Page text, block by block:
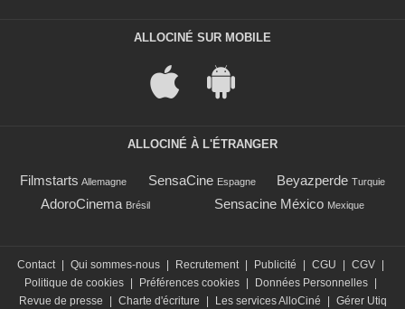
ALLOCINÉ SUR MOBILE
ALLOCINÉ À L'ÉTRANGER
Filmstarts Allemagne SensaCine Espagne Beyazperde Turquie
AdoroCinema Brésil Sensacine México Mexique
Contact | Qui sommes-nous | Recrutement | Publicité | CGU | CGV |
Politique de cookies | Préférences cookies | Données Personnelles |
Revue de presse
| Charte d'écriture | Les services AlloCiné | Gérer Utiq